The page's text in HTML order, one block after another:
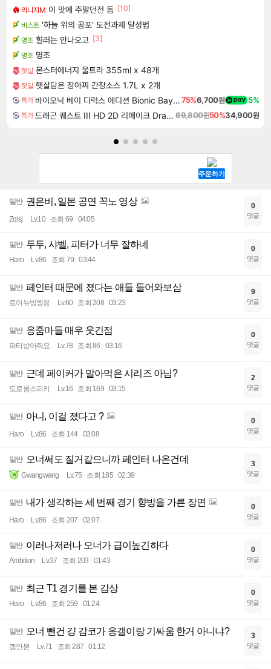
리니지M 이 맛에 주말던전 돔 [10]
비스트 '하늘 위의 공포' 도전과제 달성법
명조 힐러는 안나오고 [3]
명조 명조
핫딜 몬스터에너지 울트라 355ml x 48개
핫딜 햇살담은 장아찌 간장소스 1.7L x 2개
특가 바이오닉 베이 디럭스 에디션 Bionic Bay Deluxe Edition75%6,700원 5%
특가 드래곤 퀘스트 III HD 2D 리메이크 Dragon Quest III HD 2D Remake 69,800원50%34,900원
일반 권은비, 일본 공연 꼭노 영상
Zqisj Lv.10 조회 69 04:05
0
댓글
일반 두두, 샤벨, 피터가 너무 잘하네
Haro Lv.86 조회 79 03:44
0
댓글
일반 페인터 때문에 졌다는 애들 들어와보삼
로아뉴빙엥용 Lv.60 조회 208 03:23
9
댓글
일반 응줌마들 매우 웃긴점
파티받아줘요 Lv.78 조회 86 03:16
0
댓글
일반 근데 페이커가 말아먹은 시리즈 아님?
도로롱스피키 Lv.16 조회 169 03:15
2
댓글
일반 아니, 이걸 졌다고 ?
Haro Lv.86 조회 144 03:08
0
댓글
일반 오너써도 질거같으니까 페인터 나온건데
Gwangwang Lv.75 조회 185 02:39
3
댓글
일반 내가 생각하는 세 번째 경기 향방을 가른 장면
Haro Lv.86 조회 207 02:07
0
댓글
일반 이러나저러나 오너가 급이높긴하다
Ambition Lv.37 조회 203 01:43
0
댓글
일반 최근 T1 경기를 본 감상
Haro Lv.86 조회 259 01:24
0
댓글
일반 오너 뺀건 걍 감코가 응갤이랑 기싸움 한거 아니냐?
겜안분 Lv.71 조회 287 01:12
3
댓글